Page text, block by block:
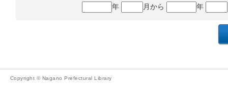
年
月から 年
Copyright © Nagano Prefectural Library